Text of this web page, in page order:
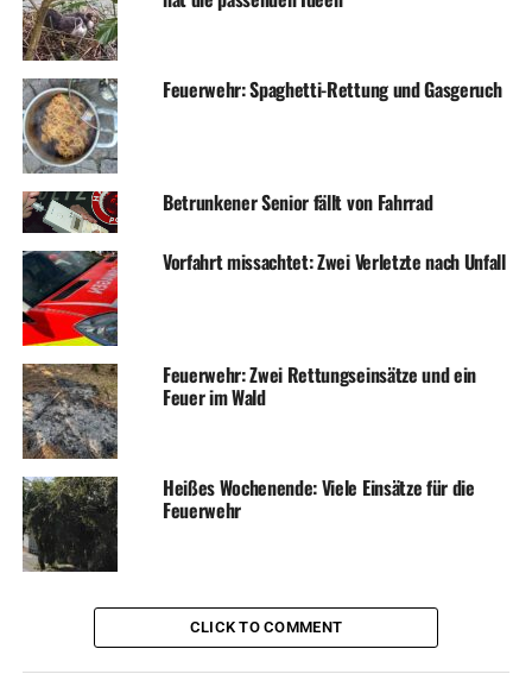
RELATED TOPICS: BLAULICHT FAHNDUNG NEWS
UP NEXT
Ersatzteilbeschaffung auf Verbrecher-Art
Diebesbande aus dem Süden wollte Kiosk plündern
Feuerwehr: Spaghetti-Rettung und Gasgeruch
Betrunkener Senior fällt von Fahrrad
Vorfahrt missachtet: Zwei Verletzte nach Unfall
Feuerwehr: Zwei Rettungseinsätze und ein
Feuer im Wald
Heißes Wochenende: Viele Einsätze für die
Feuerwehr
CLICK TO COMMENT